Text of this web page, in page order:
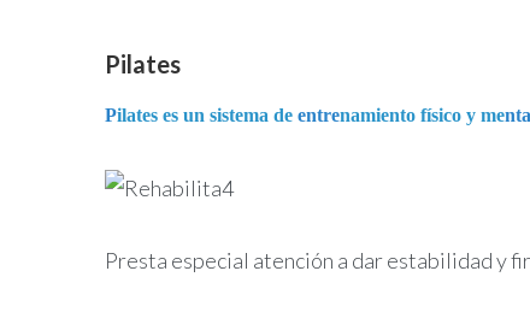
Pilates
Pilates es un sistema de entrenamiento físico y me
Presta especial atención a dar estabilidad y